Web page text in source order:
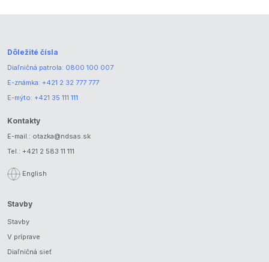
Dôležité čísla
Diaľničná patrola: 0800 100 007
E-známka: +421 2 32 777 777
E-mýto: +421 35 111 111
Kontakty
E-mail.: otazka@ndsas.sk
Tel.: +421 2 583 11 111
English
Stavby
Stavby
V príprave
Diaľničná sieť